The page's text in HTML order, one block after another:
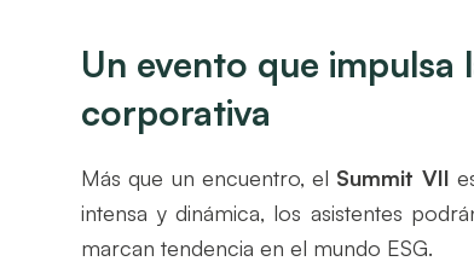
Un evento que impulsa
corporativa
Más que un encuentro, el Summit VII
intensa y dinámica, los asistentes
marcan tendencia en el mundo ESG.